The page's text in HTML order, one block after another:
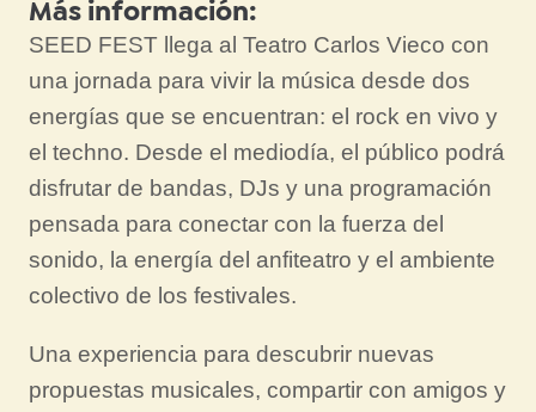
Más información:
SEED FEST llega al Teatro Carlos Vieco con
una jornada para vivir la música desde dos
energías que se encuentran: el rock en vivo y
el techno. Desde el mediodía, el público podrá
disfrutar de bandas, DJs y una programación
pensada para conectar con la fuerza del
sonido, la energía del anfiteatro y el ambiente
colectivo de los festivales.
Una experiencia para descubrir nuevas
propuestas musicales, compartir con amigos y